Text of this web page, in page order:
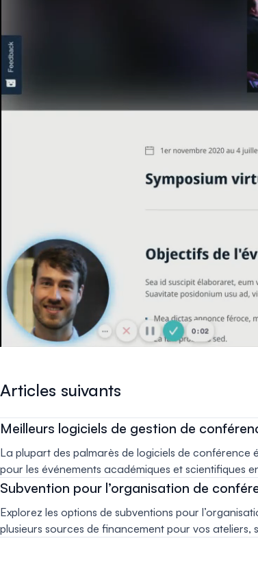
Articles suivants
Meilleurs logiciels de gestion de
La plupart des palmarès de logiciels de conférence
pour les événements académiques et scientifiques
Subvention pour l’organisation de
Explorez les options de subventions pour
plusieurs sources de financement pour vos ateliers,